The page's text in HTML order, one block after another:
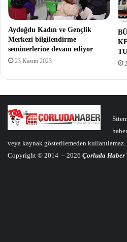
Aydoğdu Kadın ve Gençlik
Merkezi bilgilendirme
seminerlerine devam ediyor
23 Kasım 2023
veya kaynak gösterilemeden kullanılamaz.
Copyright © 2014 – 2026 Çorluda Haber